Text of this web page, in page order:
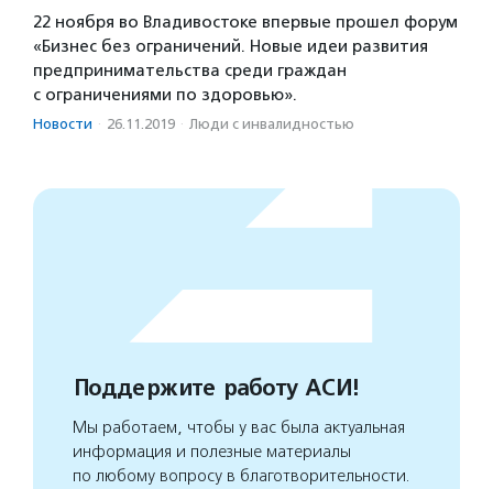
22 ноября во Владивостоке впервые прошел форум
«Бизнес без ограничений. Новые идеи развития
предпринимательства среди граждан
с ограничениями по здоровью».
Новости · 26.11.2019 · Люди с инвалидностью
Поддержите работу АСИ!
Мы работаем, чтобы у вас была актуальная
информация и полезные материалы
по любому вопросу в благотворительности.